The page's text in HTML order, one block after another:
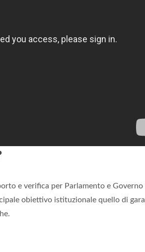
e verifica per Parlamento e Governo
obiettivo istituzionale quello di